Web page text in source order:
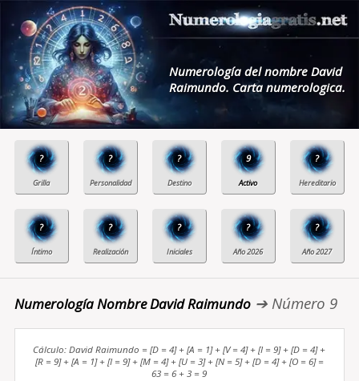
Numerología del nombre David
Raimundo. Carta numerologica.
? ? ? 9 ?
? ? ? ? ?
Numerología Nombre David Raimundo➔ Número 9
Cálculo: David Raimundo = [D = 4] + [A = 1] + [V = 4] + [I = 9] + [D = 4] +
[R = 9] + [A = 1] + [I = 9] + [M = 4] + [U = 3] + [N = 5] + [D = 4] + [O = 6] =
63 = 6 + 3 = 9